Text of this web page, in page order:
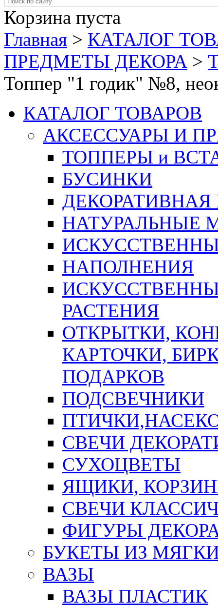
Корзина пуста
Главная > КАТАЛОГ
ПРЕДМЕТЫ ДЕКОРА >
Топпер "1 годик" №8,
КАТАЛОГ ТОВАРОВ
АКСЕССУАРЫ И
ТОППЕРЫ и
БУСИНКИ
ДЕКОРАТИВНАЯ
НАТУРАЛЬНЫЕ
НАПОЛНЕНИЯ
РАСТЕНИЯ
ОТКРЫТКИ,
КАРТОЧКИ,
ПОДАРКОВ
ПОДСВЕЧНИКИ
СВЕЧИ
СУХОЦВЕТЫ
ЯЩИКИ,
СВЕЧИ
ФИГУРЫ
БУКЕТЫ ИЗ
ВАЗЫ
ВАЗЫ ПЛАСТИК